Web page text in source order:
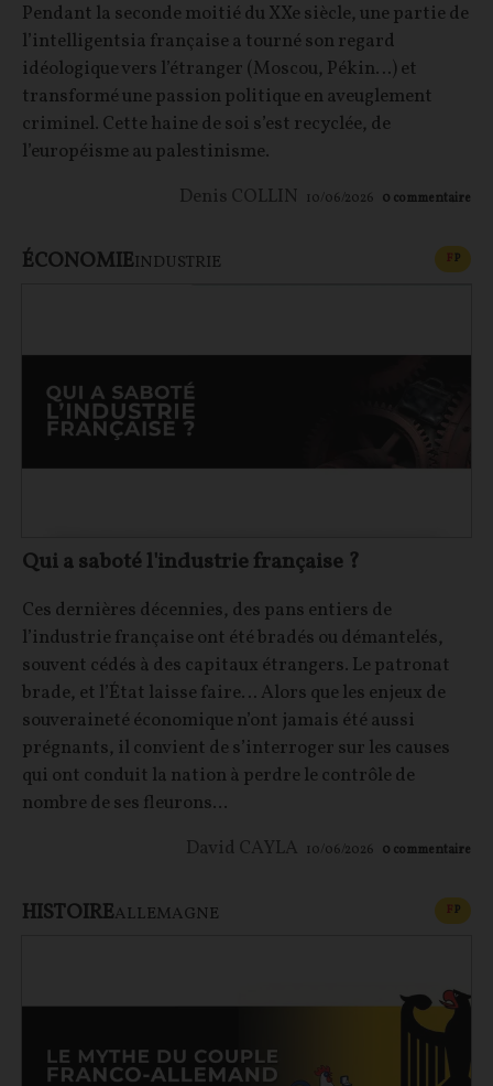
Pendant la seconde moitié du XXe siècle, une partie de
l’intelligentsia française a tourné son regard
idéologique vers l’étranger (Moscou, Pékin…) et
transformé une passion politique en aveuglement
criminel. Cette haine de soi s’est recyclée, de
l’européisme au palestinisme.
Denis COLLIN 10/06/2026 0 commentaire
ÉCONOMIEINDUSTRIE FP
Qui a saboté l'industrie française ?
Ces dernières décennies, des pans entiers de
l’industrie française ont été bradés ou démantelés,
souvent cédés à des capitaux étrangers. Le patronat
brade, et l’État laisse faire… Alors que les enjeux de
souveraineté économique n’ont jamais été aussi
prégnants, il convient de s’interroger sur les causes
qui ont conduit la nation à perdre le contrôle de
nombre de ses fleurons...
David CAYLA 10/06/2026 0 commentaire
HISTOIREALLEMAGNE FP